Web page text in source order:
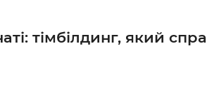
тімбілдинг, який